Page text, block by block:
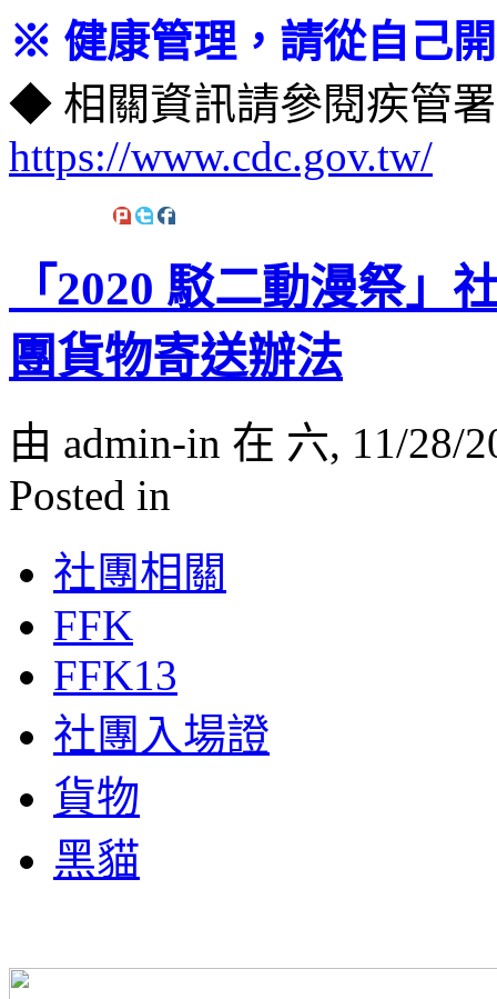
※ 健康管理，請從自己
◆ 相關資訊請參閱疾管
https://www.cdc.gov.tw/
「2020 駁二動漫祭」
團貨物寄送辦法
由 admin-in 在 六, 11/28/
Posted in
社團相關
FFK
FFK13
社團入場證
貨物
黑貓